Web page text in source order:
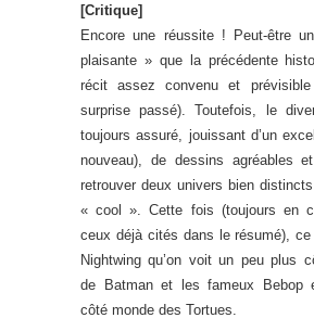
[Critique]
Encore une réussite ! Peut-être
plaisante » que la précédente
récit assez convenu et
surprise passé). Toutefois, le
toujours assuré, jouissant d’un
nouveau), de dessins agréables
retrouver deux univers bien
« cool ». Cette fois (toujours en
ceux déjà cités dans le résumé),
Nightwing qu’on voit un peu plus
de Batman et les fameux Bebop
côté monde des Tortues.